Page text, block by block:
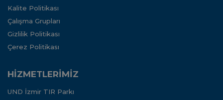
Kalite Politikası
Çalışma Grupları
Gizlilik Politikası
Çerez Politikası
HİZMETLERİMİZ
UND İzmir TIR Parkı